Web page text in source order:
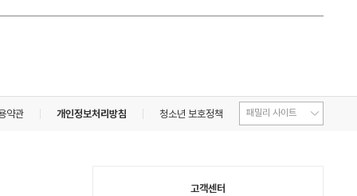
약관 개인정보처리방침 청소년 보호정책
고객센터